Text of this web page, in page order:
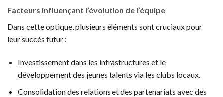
Facteurs influençant l’évolution de l’équipe
Dans cette optique, plusieurs éléments sont cruciaux pour
leur succès futur :
Investissement dans les infrastructures et le
développement des jeunes talents via les clubs locaux.
Consolidation des relations et des partenariats avec des